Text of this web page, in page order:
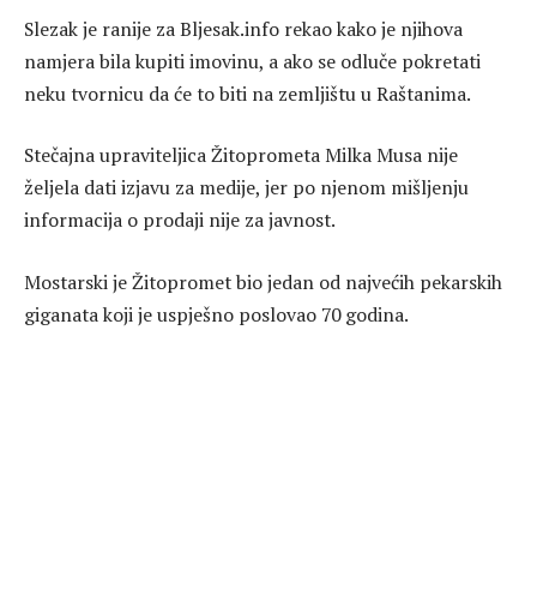
Slezak je ranije za Bljesak.info rekao kako je njihova
namjera bila kupiti imovinu, a ako se odluče pokretati
neku tvornicu da će to biti na zemljištu u Raštanima.
Stečajna upraviteljica Žitoprometa Milka Musa nije
željela dati izjavu za medije, jer po njenom mišljenju
informacija o prodaji nije za javnost.
Mostarski je Žitopromet bio jedan od najvećih pekarskih
giganata koji je uspješno poslovao 70 godina.